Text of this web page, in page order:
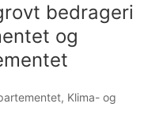
bedrageri
og
, Klima- og